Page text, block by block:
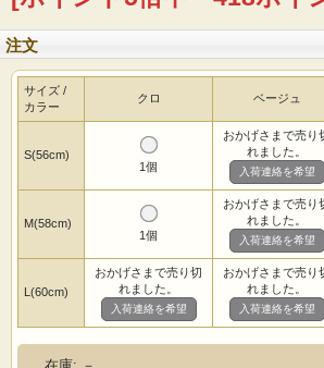
注文
サイズ /
カラー
クロ ベージュ
S(56cm)
1個
おかげさまで売り
れました。
入荷連絡を希望
M(58cm)
1個
おかげさまで売り
れました。
入荷連絡を希望
L(60cm)
おかげさまで売り切
れました。
入荷連絡を希望
おかげさまで売り
れました。
入荷連絡を希望